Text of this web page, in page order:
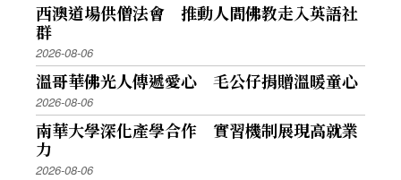
西澳道場供僧法會 推動人間佛教走入英語社
群
2026-08-06
溫哥華佛光人傳遞愛心 毛公仔捐贈溫暖童心
2026-08-06
南華大學深化產學合作 實習機制展現高就業
力
2026-08-06